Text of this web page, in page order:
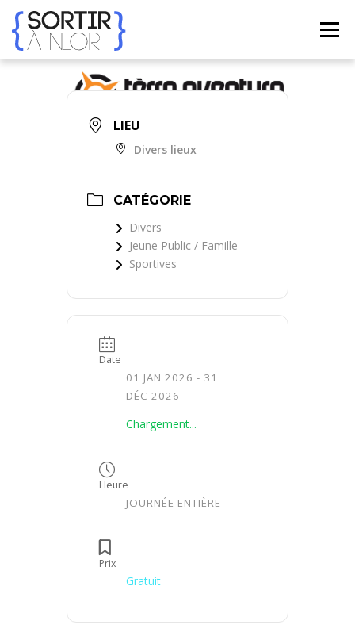
contenu
Menu
AGENDA ☀ ÉTÉ 2026 ☀ LIEUX
CONTACT
FRENCH
LIEU
Divers lieux
CATÉGORIE
Divers
Jeune Public / Famille
Sportives
Date
01 JAN 2026 - 31
DÉC 2026
Chargement...
Heure
JOURNÉE ENTIÈRE
Prix
Gratuit